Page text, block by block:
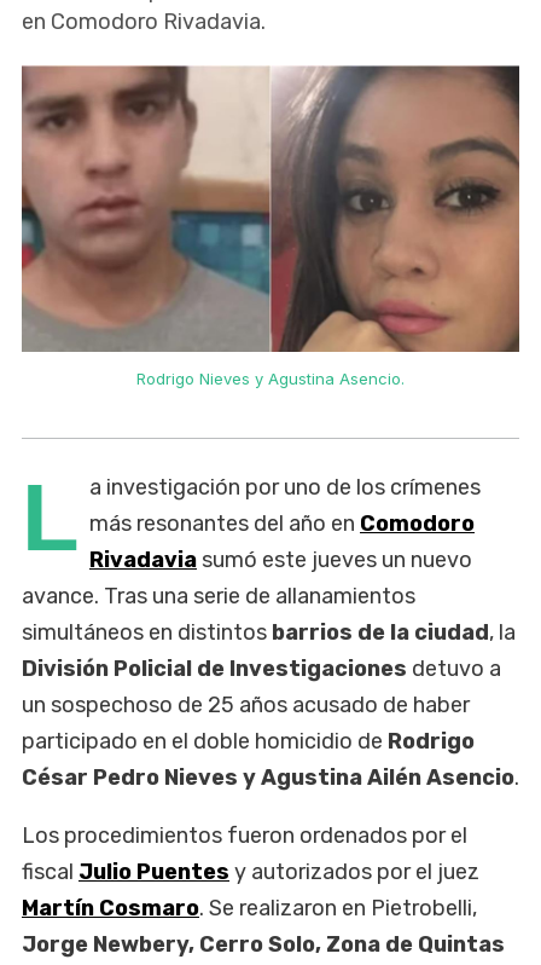
en Comodoro Rivadavia.
Rodrigo Nieves y Agustina Asencio.
L a investigación por uno de los crímenes
más resonantes del año en Comodoro
Rivadavia sumó este jueves un nuevo
avance. Tras una serie de allanamientos
simultáneos en distintos barrios de la ciudad, la
División Policial de Investigaciones detuvo a
un sospechoso de 25 años acusado de haber
participado en el doble homicidio de Rodrigo
César Pedro Nieves y Agustina Ailén Asencio.
Los procedimientos fueron ordenados por el
fiscal Julio Puentes y autorizados por el juez
Martín Cosmaro. Se realizaron en Pietrobelli,
Jorge Newbery, Cerro Solo, Zona de Quintas